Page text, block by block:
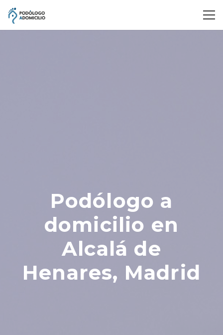
Podólogo a
domicilio en
Alcalá de
Henares, Madrid